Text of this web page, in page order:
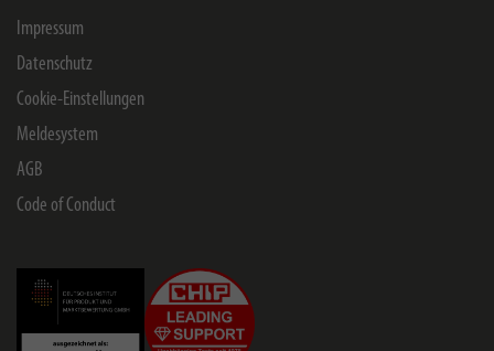
Impressum
Datenschutz
Cookie-Einstellungen
Meldesystem
AGB
Code of Conduct